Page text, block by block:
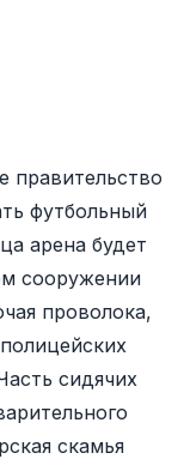
правительство
футбольный
арена будет
сооружении
проволока,
сидячих
скамья